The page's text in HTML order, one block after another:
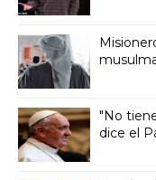
"No
dice el